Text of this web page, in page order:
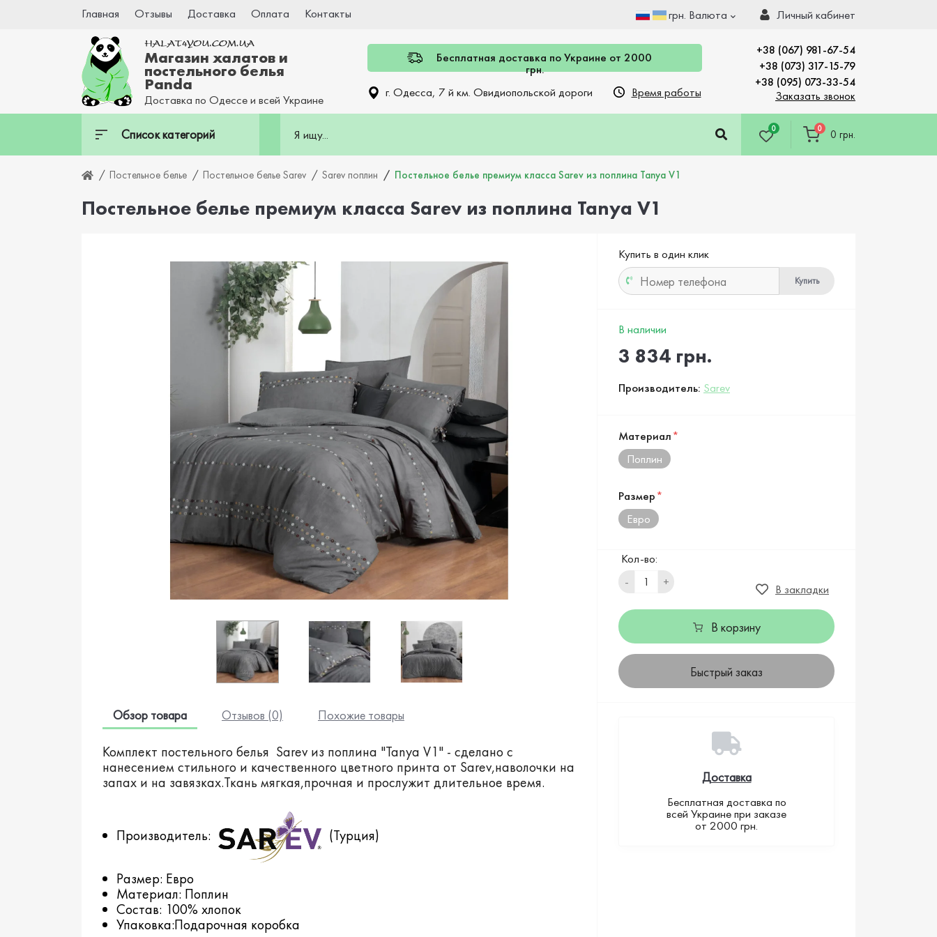
Главная Отзывы Доставка Оплата Контакты грн. Валюта Личный кабинет
Магазин халатов и
постельного белья
Panda
Доставка по Одессе и всей Украине
Бесплатная доставка по Украине от 2000
грн.
г. Одесса, 7 й км. Овидиопольской дороги
Время работы
+38 (067) 981-67-54
+38 (073) 317-15-79
+38 (095) 073-33-54
Заказать звонок
Список категорий 0 0 0 грн.
Постельное белье Постельное белье Sarev Sarev поплин Постельное белье премиум класса Sarev из поплина Tanya V1
Постельное белье премиум класса Sarev из поплина Tanya V1
Обзор товара Отзывов (0) Похожие товары
Комплект постельного белья Sarev из поплина "Tanya V1" - сделано с
нанесением стильного и качественного цветного принта от Sarev,наволочки на
запах и на завязках.Ткань мягкая,прочная и прослужит длительное время.
Производитель: (Турция)
Размер: Евро
Материал: Поплин
Состав: 100% хлопок
Упаковка:Подарочная коробка
Купить в один клик
Купить
В наличии
3 834 грн.
Производитель: Sarev
Материал*
Поплин
Размер*
Евро
Кол-во:
-
+
В закладки
В корзину
Быстрый заказ
Доставка
Бесплатная доставка по
всей Украине при заказе
от 2000 грн.